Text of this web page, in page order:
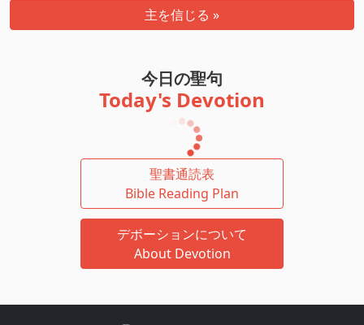
主を信じる »
今日の聖句
Today's Devotion
聖書通読表
Bible Reading Plan
デボーションについて
About Devotion